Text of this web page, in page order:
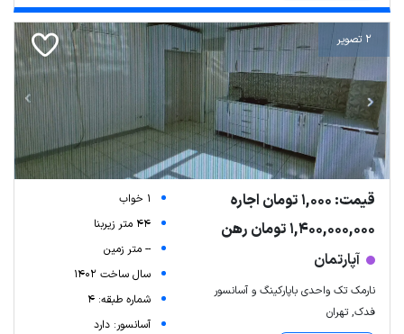
2 تصویر
قیمت: 1,000 تومان اجاره
1,400,000,000 تومان رهن
آپارتمان
نارمک تک واحدی باپارکینگ و آسانسور
فدک, تهران
1 خواب
44 متر زیربنا
-- متر زمین
سال ساخت 1402
شماره طبقه: 4
آسانسور: دارد